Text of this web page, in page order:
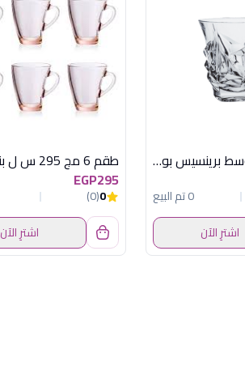
طقم 6 كوب وسط برينسيس بوهيمى
0 تم البيع
اشترِ الآن
EGP295
0
(0)
اشترِ الآن